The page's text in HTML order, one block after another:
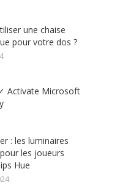
une chaise
pour votre dos ?
Activate Microsoft
: les luminaires
les joueurs
Hue